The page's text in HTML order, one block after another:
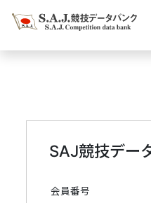
SAJ競技デー
会員番号